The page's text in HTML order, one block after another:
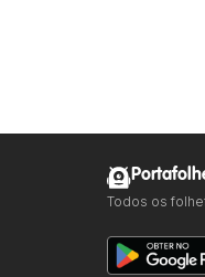
Todos os